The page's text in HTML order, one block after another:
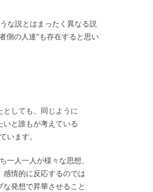
な説とはまったく異なる説
側の人達”も存在すると思い
としても、同じように
と誰もが考えている
います。
一人一人が様々な思想、
感情的に反応するのでは
な発想で昇華させること